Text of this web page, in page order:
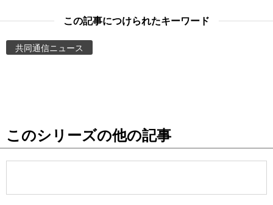
お知らせ
この記事につけられたキーワード
共同通信ニュース
このシリーズの他の記事